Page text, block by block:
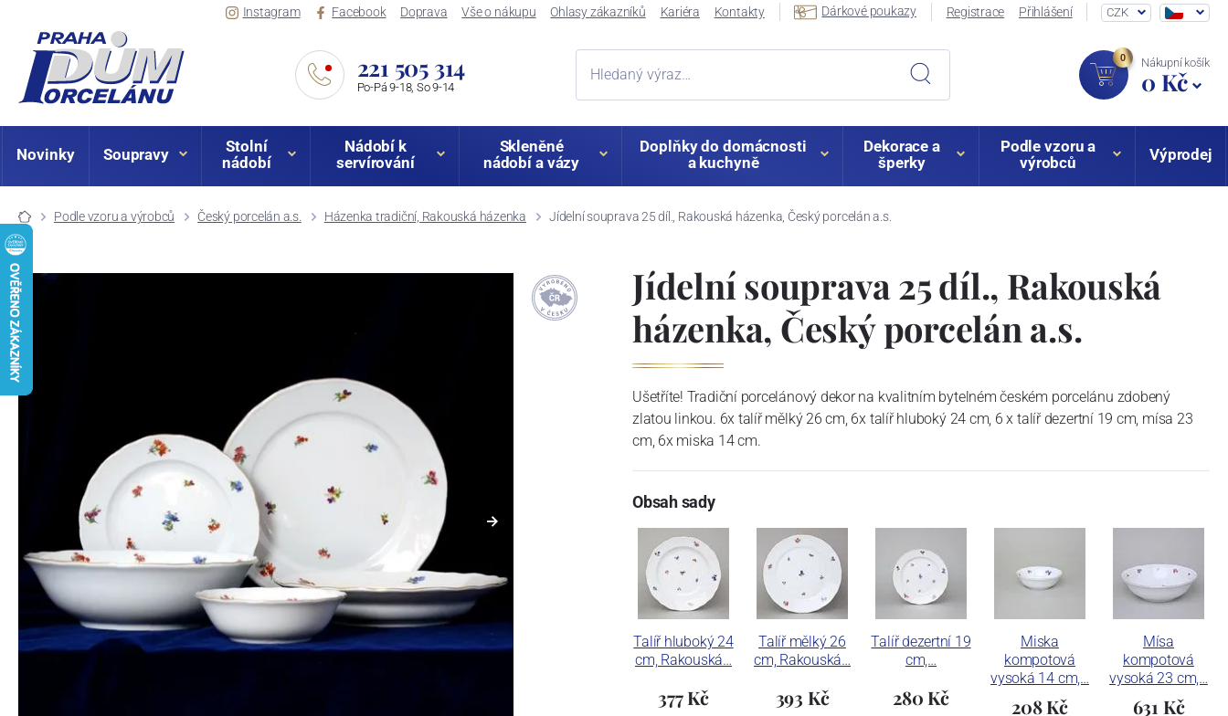
Instagram Facebook Doprava Vše o nákupu Ohlasy zákazníků Kariéra Kontakty Dárkové poukazy Registrace Přihlášení CZK
221 505 314
Po-Pá 9-18, So 9-14
0 Nákupní košík
0 Kč
Novinky Soupravy
Stolní
nádobí
Nádobí k
servírování
Skleněné
nádobí a vázy
Doplňky do domácnosti
a kuchyně
Dekorace a
šperky
Podle vzoru a
výrobců
Výprodej
Podle vzoru a výrobců Český porcelán a.s. Házenka tradiční, Rakouská házenka Jídelní souprava 25 díl., Rakouská házenka, Český porcelán a.s.
Jídelní souprava 25 díl., Rakouská
házenka, Český porcelán a.s.
Ušetříte! Tradiční porcelánový dekor na kvalitním bytelném českém porcelánu zdobený
zlatou linkou. 6x talíř mělký 26 cm, 6x talíř hluboký 24 cm, 6 x talíř dezertní 19 cm, mísa 23
cm, 6x miska 14 cm.
Obsah sady
Talíř hluboký 24
cm, Rakouská…
377 Kč
Talíř mělký 26
cm, Rakouská…
393 Kč
Talíř dezertní 19
cm,…
280 Kč
Miska
kompotová
vysoká 14 cm,…
208 Kč
Mísa
kompotová
vysoká 23 cm,…
631 Kč